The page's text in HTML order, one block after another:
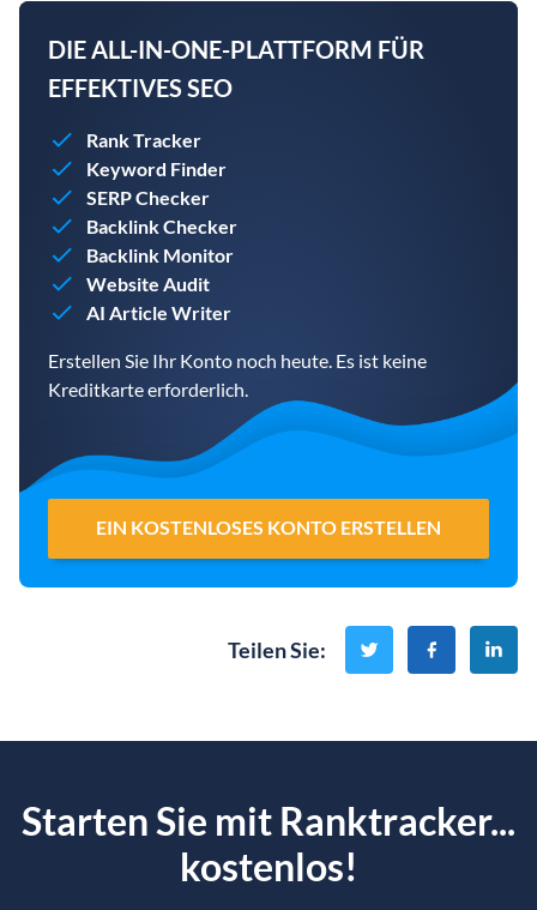
DIE ALL-IN-ONE-PLATTFORM FÜR
EFFEKTIVES SEO
Rank Tracker
Keyword Finder
SERP Checker
Backlink Checker
Backlink Monitor
Website Audit
AI Article Writer
Erstellen Sie Ihr Konto noch heute. Es ist keine
Kreditkarte erforderlich.
EIN KOSTENLOSES KONTO ERSTELLEN
Teilen Sie:
Starten Sie mit Ranktracker...
kostenlos!